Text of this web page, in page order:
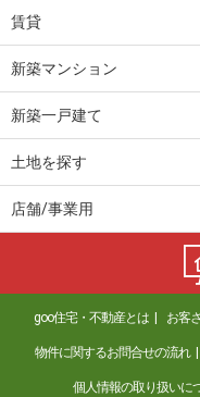
三重県津市広明町
三重県津市広明町
住 所
専有面積
間取り
三重県津市広明町
賃貸
新築マンション
新築一戸建て
土地を探す
店舗/事業用
goo住宅・不動産とは お客
物件に関するお問合せの流れ
個人情報の取り扱いに